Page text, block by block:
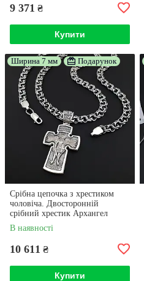
9 371 ₴
Купити
Ширина 7 мм Подарунок
Срібна цепочка з хрестиком
чоловіча. Двосторонній
срібний хрестик Архангел
Михайло та ланцюжок бісмарк
В наявності
10 611 ₴
Купити